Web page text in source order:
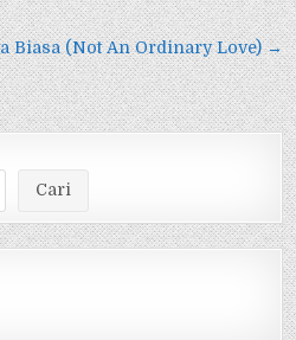
Biasa (Not An Ordinary Love) →
Cari